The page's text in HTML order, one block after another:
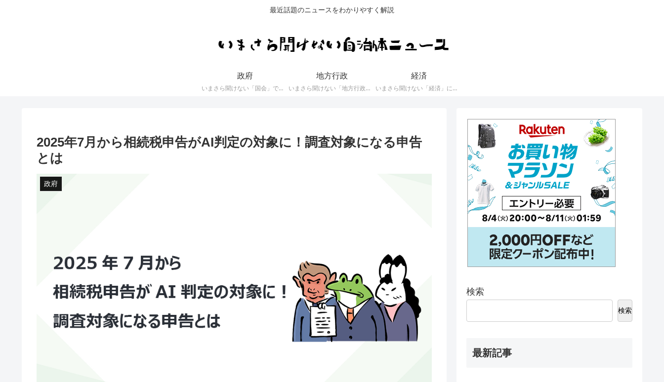
最近話題のニュースをわかりやすく解説
政府
いまさら聞けない「国会」で審議している内容や「国会議員」に関するニュース
地方行政
いまさら聞けない「地方行政」や「地方自治体」に関するニュース
経済
いまさら聞けない「経済」に関するニュース
2025年7月から相続税申告がAI判定の対象に！調査対象になる申告
とは
政府
検索
検索
最新記事